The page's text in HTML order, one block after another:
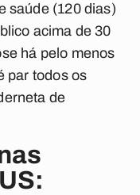
saúde (120 dias)
acima de 30
há pelo menos
par todos os
de